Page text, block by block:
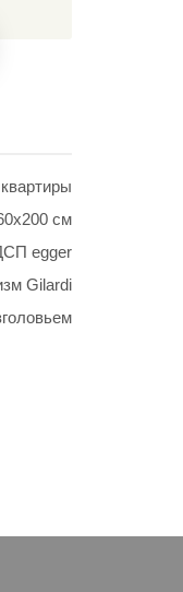
см
egger
Gilardi